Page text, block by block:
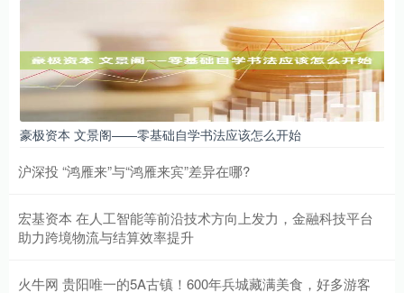
豪极资本 文景阁——零基础自学书法应该怎么开始
沪深投 “鸿雁来”与“鸿雁来宾”差异在哪?
宏基资本 在人工智能等前沿技术方向上发力，金融科技平台
助力跨境物流与结算效率提升
火牛网 贵阳唯一的5A古镇！600年兵城藏满美食，好多游客